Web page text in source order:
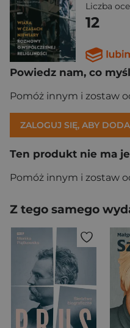
Liczba
12
Powiedz nam, co
Pomóż innym i zostaw
ZALOGUJ SIĘ, ABY
Ten produkt nie ma
Pomóż innym i zostaw
Z tego samego